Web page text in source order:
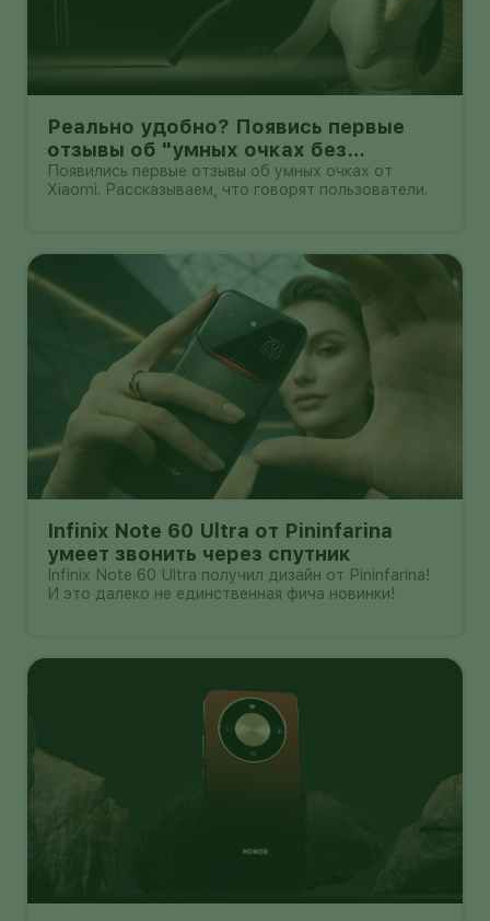
Реально удобно? Появись первые
отзывы об "умных очках без
дисплея" от Xioami
Появились первые отзывы об умных очках от
Xiaomi. Рассказываем, что говорят пользователи.
Infinix Note 60 Ultra от Pininfarina
умеет звонить через спутник
Infinix Note 60 Ultra получил дизайн от Pininfarina!
И это далеко не единственная фича новинки!